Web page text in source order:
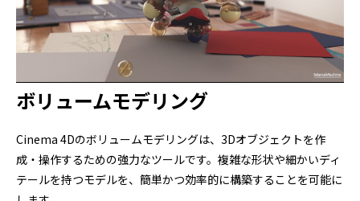
ボリュームモデリング
Cinema 4Dのボリュームモデリングは、3Dオブジェクトを作
成・操作するための強力なツールです。複雑な形状や細かいディ
テールを持つモデルを、簡単かつ効率的に構築することを可能に